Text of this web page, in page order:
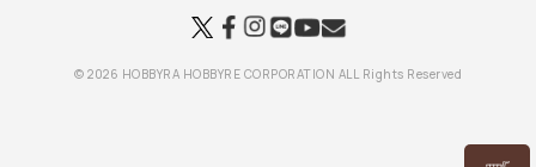
© 2026 HOBBYRA HOBBYRE CORPORATION ALL Rights Reserved